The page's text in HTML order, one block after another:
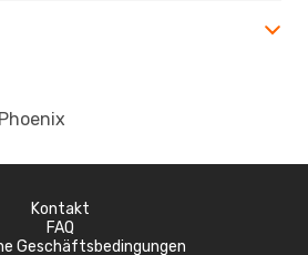
Kontakt
FAQ
Geschäftsbedingungen